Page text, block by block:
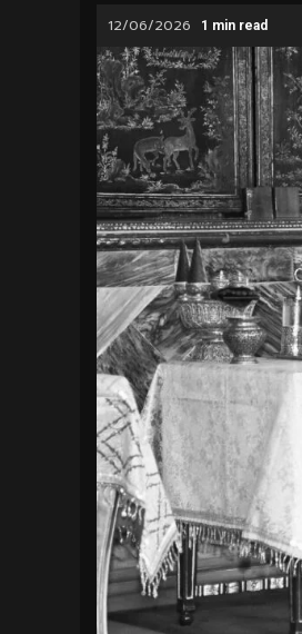
12/06/2026 1 min read